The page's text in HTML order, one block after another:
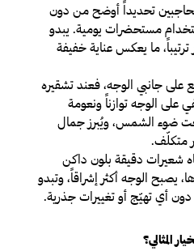
تحديداً أوضح من دون
مستحضرات يومية. يبدو
ما يعكس عناية خفيفة
على جانبي الوجه، فعند تشقيره
على الوجه توازناً ونعومة
ضوء الشمس، ويُبرز جمال
متكلّف.
شعيرات دقيقة بلون داكن
يصبح الوجه أكثر إشراقاً، وتبدو
أي تهيّج أو تغييرات جذرية.
المثالي؟